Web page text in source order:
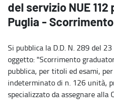
del servizio NUE
Puglia -
Si pubblica la D.D. N. 289 del
oggetto: "Scorrimento
pubblica, per titoli ed esami,
indeterminato di n. 126 unità,
specializzato da assegnare alla